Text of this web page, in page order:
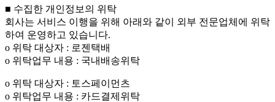
■ 수집한 개인정보의 위탁
회사는 서비스 이행을 위해 아래와 같이 외부 전문업체에 위탁
하여 운영하고 있습니다.
o 위탁 대상자 : 로젠택배
o 위탁업무 내용 : 국내배송위탁
o 위탁 대상자 : 토스페이먼츠
o 위탁업무 내용 : 카드결제위탁